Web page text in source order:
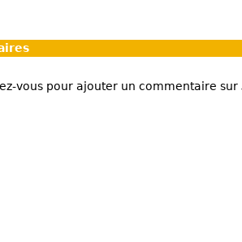
vous pour ajouter un commentaire sur